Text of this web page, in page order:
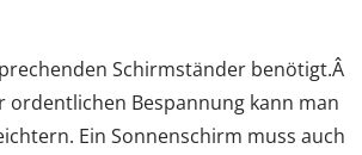
Schirmständer benötigt.Â
ordentlichen Bespannung kann man
Ein Sonnenschirm muss auch